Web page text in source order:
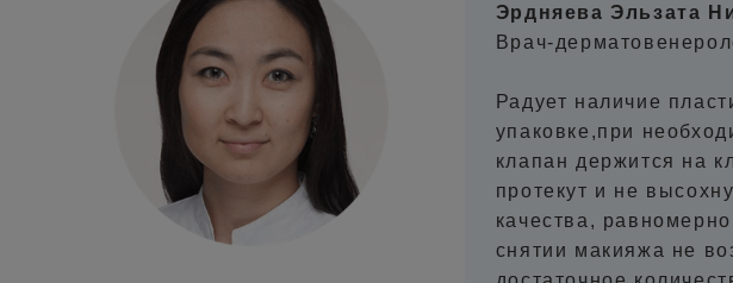
Эрдняева Эльзата
Врач-
Радует наличие
упаковке,при
клапан держится на
протекут и не
качества,
снятии макияжа не